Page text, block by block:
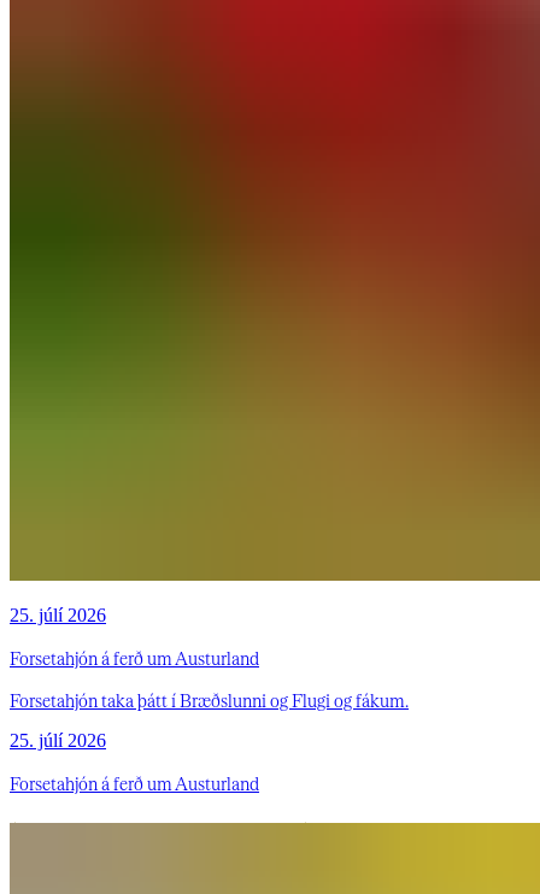
25. júlí 2026
Forsetahjón á ferð um Austurland
Forsetahjón taka þátt í Bræðslunni og Flugi og fákum.
25. júlí 2026
Forsetahjón á ferð um Austurland